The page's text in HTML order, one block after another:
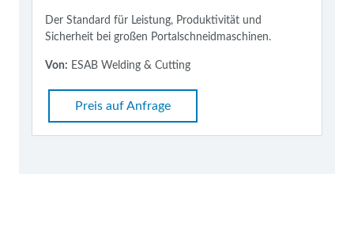
Der Standard für Leistung, Produktivität und
Sicherheit bei großen Portalschneidmaschinen.
Von: ESAB Welding & Cutting
Preis auf Anfrage